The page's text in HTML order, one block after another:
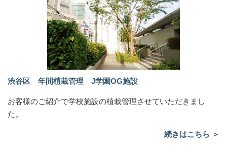
渋谷区 年間植栽管理 J学園OG施設
お客様のご紹介で学校施設の植栽管理させていただきまし
た。
続きはこちら ＞